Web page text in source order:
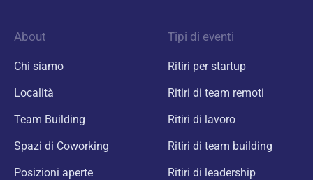
About
Chi siamo
Località
Team Building
Spazi di Coworking
Posizioni aperte
Tipi di eventi
Ritiri per startup
Ritiri di team remoti
Ritiri di lavoro
Ritiri di team building
Ritiri di leadership